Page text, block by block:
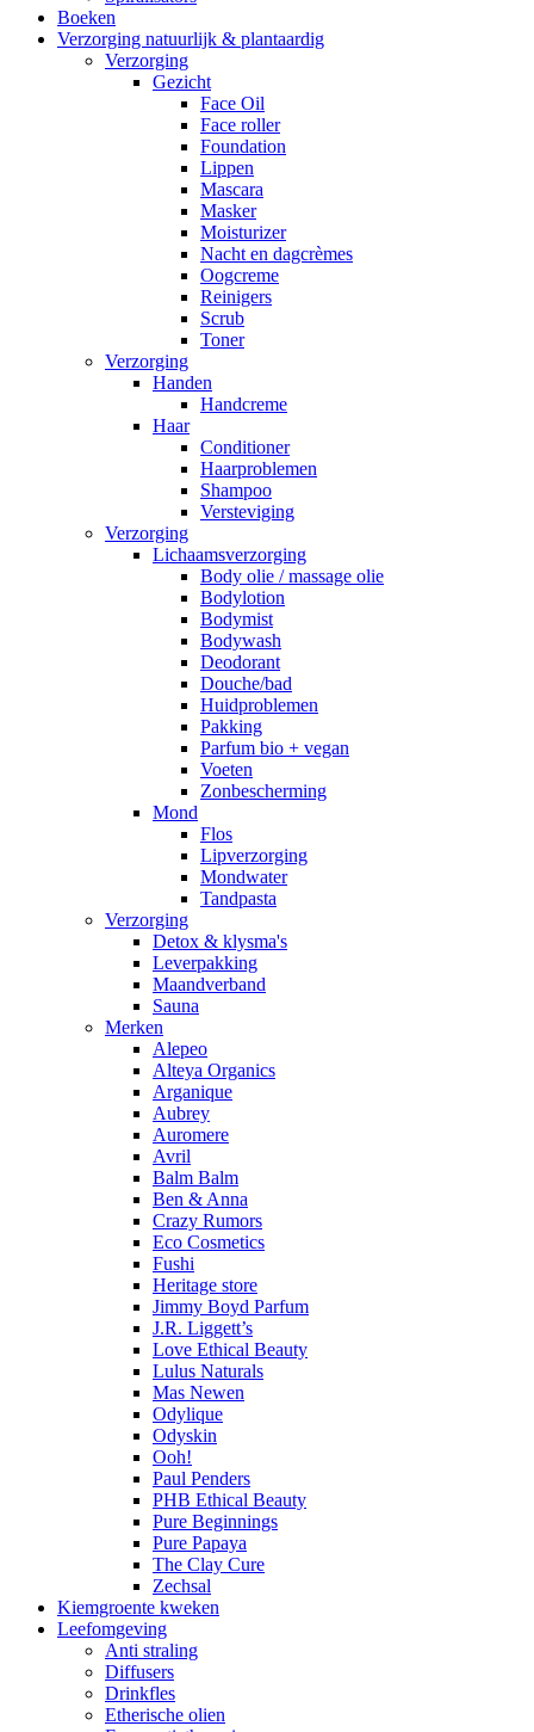
Boeken
Verzorging natuurlijk & plantaardig
Verzorging
Gezicht
Face Oil
Face roller
Foundation
Lippen
Mascara
Masker
Moisturizer
Nacht en dagcrèmes
Oogcreme
Reinigers
Scrub
Toner
Verzorging
Handen
Handcreme
Haar
Conditioner
Haarproblemen
Shampoo
Versteviging
Verzorging
Lichaamsverzorging
Body olie / massage olie
Bodylotion
Bodymist
Bodywash
Deodorant
Douche/bad
Huidproblemen
Pakking
Parfum bio + vegan
Voeten
Zonbescherming
Mond
Flos
Lipverzorging
Mondwater
Tandpasta
Verzorging
Detox & klysma's
Leverpakking
Maandverband
Sauna
Merken
Alepeo
Alteya Organics
Arganique
Aubrey
Auromere
Avril
Balm Balm
Ben & Anna
Crazy Rumors
Eco Cosmetics
Fushi
Heritage store
Jimmy Boyd Parfum
J.R. Liggett’s
Love Ethical Beauty
Lulus Naturals
Mas Newen
Odylique
Odyskin
Ooh!
Paul Penders
PHB Ethical Beauty
Pure Beginnings
Pure Papaya
The Clay Cure
Zechsal
Kiemgroente kweken
Leefomgeving
Anti straling
Diffusers
Drinkfles
Etherische olien